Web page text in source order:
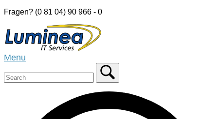
Skip
content
Fragen? (0 81 04) 90 966 - 0
Home
Menu